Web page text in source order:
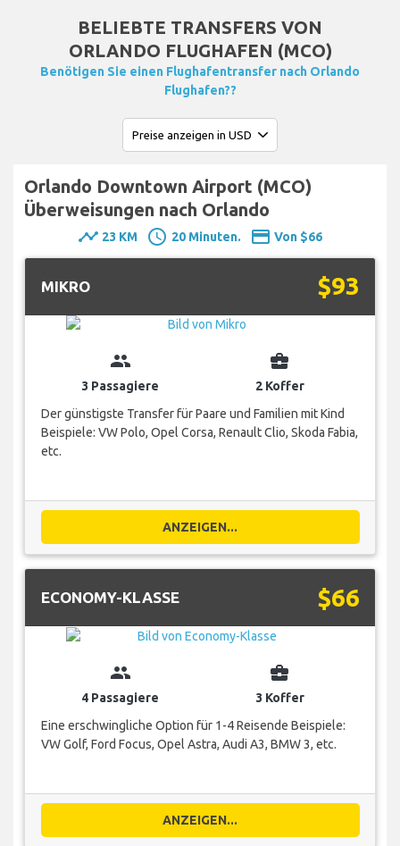
BELIEBTE TRANSFERS VON
ORLANDO FLUGHAFEN (MCO)
Benötigen Sie einen Flughafentransfer nach Orlando
Flughafen??
Orlando Downtown Airport (MCO)
Überweisungen nach Orlando
timeline 23 KM schedule 20 Minuten. payment Von $66
MIKRO $93
group
3 Passagiere
business_center
2 Koffer
Der günstigste Transfer für Paare und Familien mit Kind
Beispiele: VW Polo, Opel Corsa, Renault Clio, Skoda Fabia,
etc.
ANZEIGEN...
ECONOMY-KLASSE $66
group
4 Passagiere
business_center
3 Koffer
Eine erschwingliche Option für 1-4 Reisende Beispiele:
VW Golf, Ford Focus, Opel Astra, Audi A3, BMW 3, etc.
ANZEIGEN...